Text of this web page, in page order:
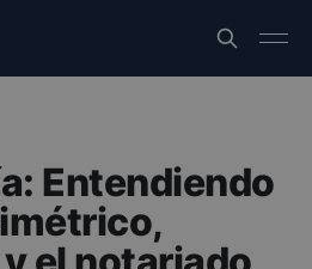
Entendiendo